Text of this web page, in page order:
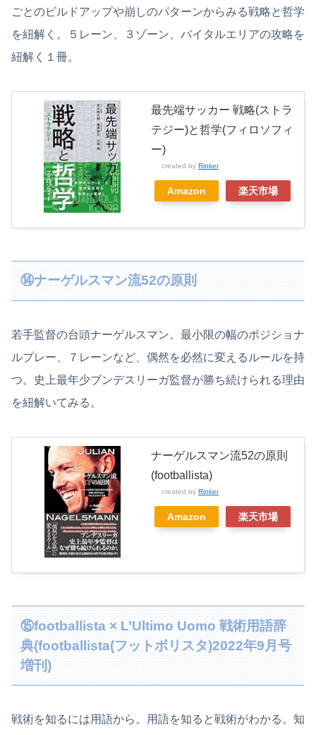
ごとのビルドアップや崩しのパターンからみる戦略と哲学
を紐解く。５レーン、３ゾーン、バイタルエリアの攻略を
紐解く１冊。
最先端サッカー 戦略(ストラ
テジー)と哲学(フィロソフィ
ー)
created by Rinker
Amazon 楽天市場
⑭ナーゲルスマン流52の原則
若手監督の台頭ナーゲルスマン。最小限の幅のポジショナ
ルプレー、７レーンなど、偶然を必然に変えるルールを持
つ。史上最年少ブンデスリーガ監督が勝ち続けられる理由
を紐解いてみる。
ナーゲルスマン流52の原則
(footballista)
created by Rinker
Amazon 楽天市場
⑮footballista × L’Ultimo Uomo 戦術用語辞
典(footballista(フットボリスタ)2022年9月号
増刊)
戦術を知るには用語から。用語を知ると戦術がわかる。知